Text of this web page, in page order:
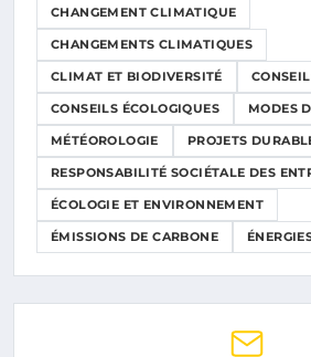
CHANGEMENT CLIMATIQUE
CHANGEMENTS CLIMATIQUES
CLIMAT ET BIODIVERSITÉ
CONSEILS ÉCOLOGIQUES MODES
MÉTÉOROLOGIE PROJETS
RESPONSABILITÉ SOCIÉTALE DES
ÉCOLOGIE ET ENVIRONNEMENT
ÉMISSIONS DE CARBONE